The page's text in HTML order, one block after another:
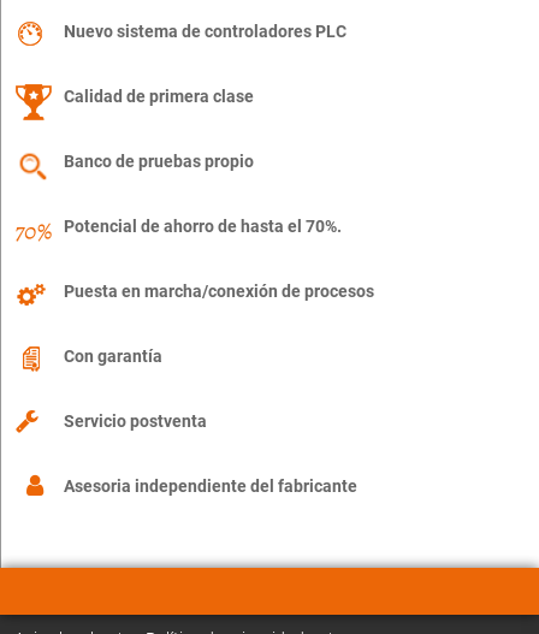
Nuevo sistema de controladores PLC
Calidad de primera clase
Banco de pruebas propio
Potencial de ahorro de hasta el 70%.
Puesta en marcha/conexión de procesos
Con garantía
Servicio postventa
Asesoria independiente del fabricante